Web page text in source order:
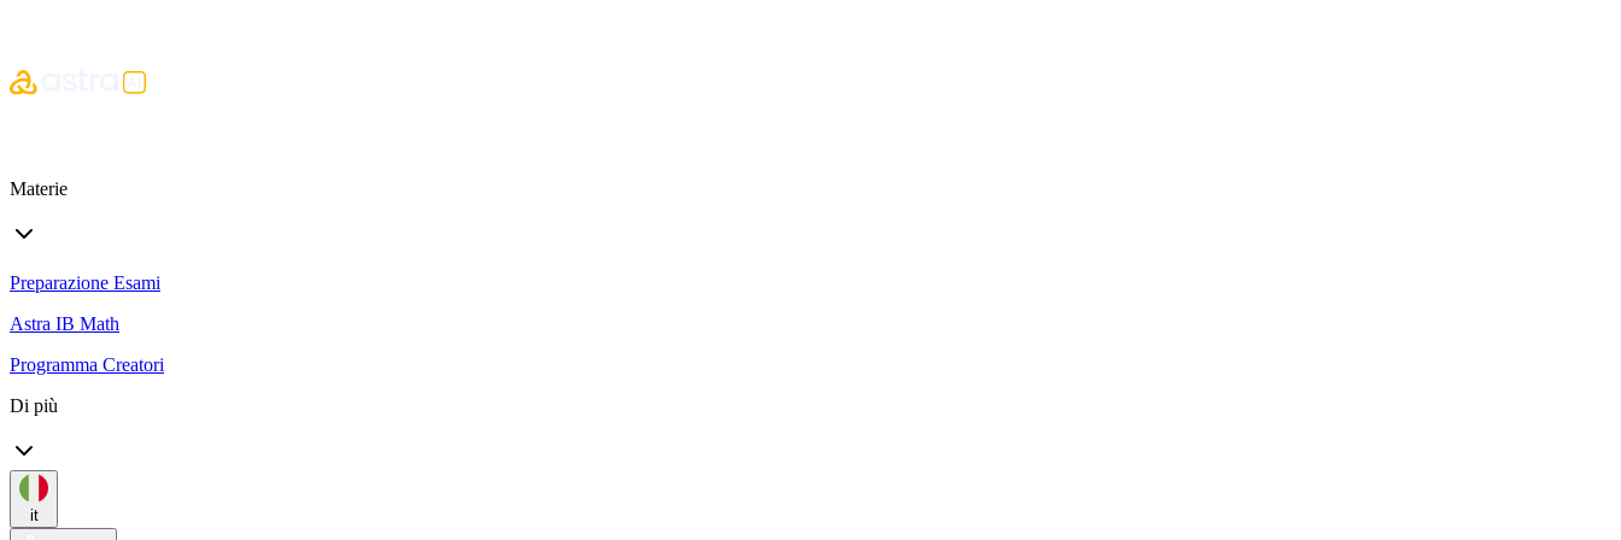
Materie
Preparazione Esami
Astra IB Math
Programma Creatori
Di più
it